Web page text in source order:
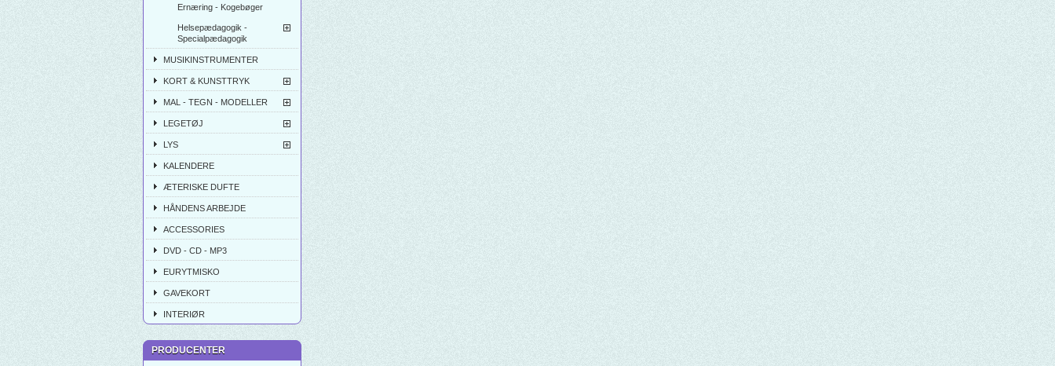
Ernæring - Kogebøger
Helsepædagogik -
Specialpædagogik
MUSIKINSTRUMENTER
KORT & KUNSTTRYK
MAL - TEGN - MODELLER
LEGETØJ
LYS
KALENDERE
ÆTERISKE DUFTE
HÅNDENS ARBEJDE
ACCESSORIES
DVD - CD - MP3
EURYTMISKO
GAVEKORT
INTERIØR
PRODUCENTER